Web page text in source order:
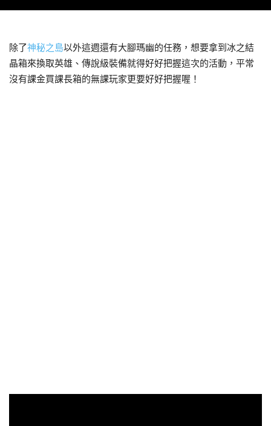
除了神秘之島以外這週還有大腳瑪幽的任務，想要拿到冰之結
晶箱來換取英雄、傳說級裝備就得好好把握這次的活動，平常
沒有課金買課長箱的無課玩家更要好好把握喔！